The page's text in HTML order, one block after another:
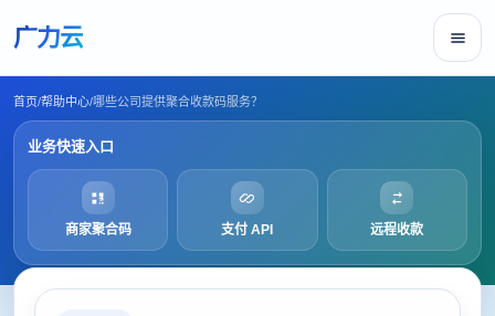
广力云
首页/帮助中心/哪些公司提供聚合收款码服务？
业务快速入口
商家聚合码 支付 API 远程收款